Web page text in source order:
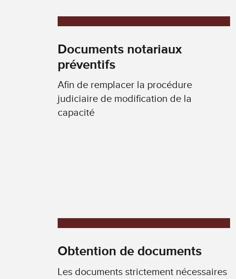
Documents notariaux
préventifs
Afin de remplacer la procédure
judiciaire de modification de la
capacité
Obtention de documents
Les documents strictement nécessaires